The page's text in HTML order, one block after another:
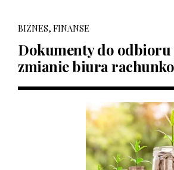
BIZNES, FINANSE
Dokumenty do odbioru
zmianie biura